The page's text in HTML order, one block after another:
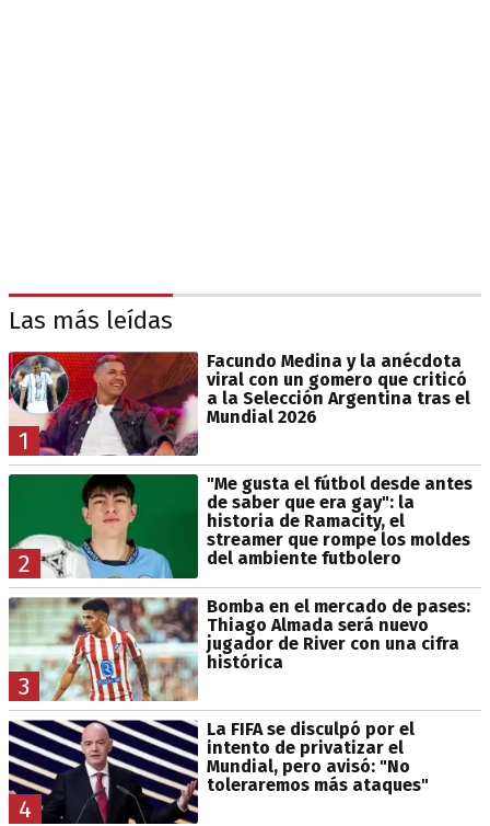
Las más leídas
1
Facundo Medina y la anécdota
viral con un gomero que criticó
a la Selección Argentina tras el
Mundial 2026
2
"Me gusta el fútbol desde antes
de saber que era gay": la
historia de Ramacity, el
streamer que rompe los moldes
del ambiente futbolero
3
Bomba en el mercado de pases:
Thiago Almada será nuevo
jugador de River con una cifra
histórica
4
La FIFA se disculpó por el
intento de privatizar el
Mundial, pero avisó: "No
toleraremos más ataques"